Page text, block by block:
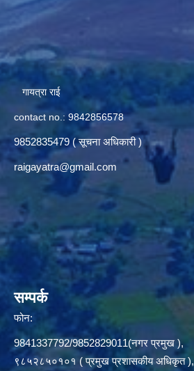
गायत्रा राई
contact no.: 9842856578
9852835479 ( सूचना अधिकारी )
raigayatra@gmail.com
सम्पर्क
फोन:
9841337792/9852829011(नगर प्रमुख ),
९८५२८५०१०१ ( प्रमुख प्रशासकीय अधिकृत ),